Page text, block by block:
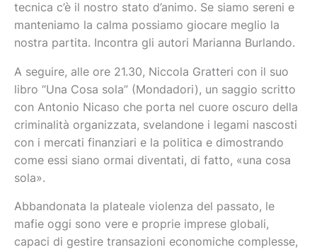
tecnica c’è il nostro stato d’animo. Se siamo sereni e
manteniamo la calma possiamo giocare meglio la
nostra partita. Incontra gli autori Marianna Burlando.
A seguire, alle ore 21.30, Niccola Gratteri con il suo
libro “Una Cosa sola” (Mondadori), un saggio scritto
con Antonio Nicaso che porta nel cuore oscuro della
criminalità organizzata, svelandone i legami nascosti
con i mercati finanziari e la politica e dimostrando
come essi siano ormai diventati, di fatto, «una cosa
sola».
Abbandonata la plateale violenza del passato, le
mafie oggi sono vere e proprie imprese globali,
capaci di gestire transazioni economiche complesse,